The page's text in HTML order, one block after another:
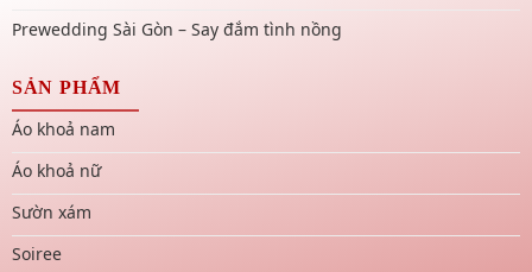
Prewedding Sài Gòn – Say đắm tình nồng
SẢN PHẨM
Áo khoả nam
Áo khoả nữ
Sườn xám
Soiree